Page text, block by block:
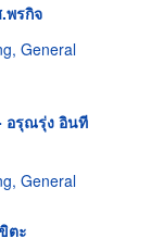
พรกิจ
General
อรุณรุ่ง อินที
General
ตะ